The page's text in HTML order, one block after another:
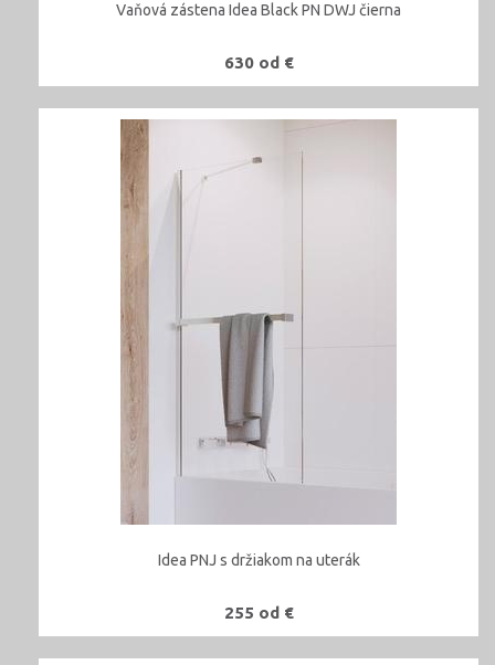
Vaňová zástena Idea Black PN DWJ čierna
630 od €
Idea PNJ s držiakom na uterák
255 od €